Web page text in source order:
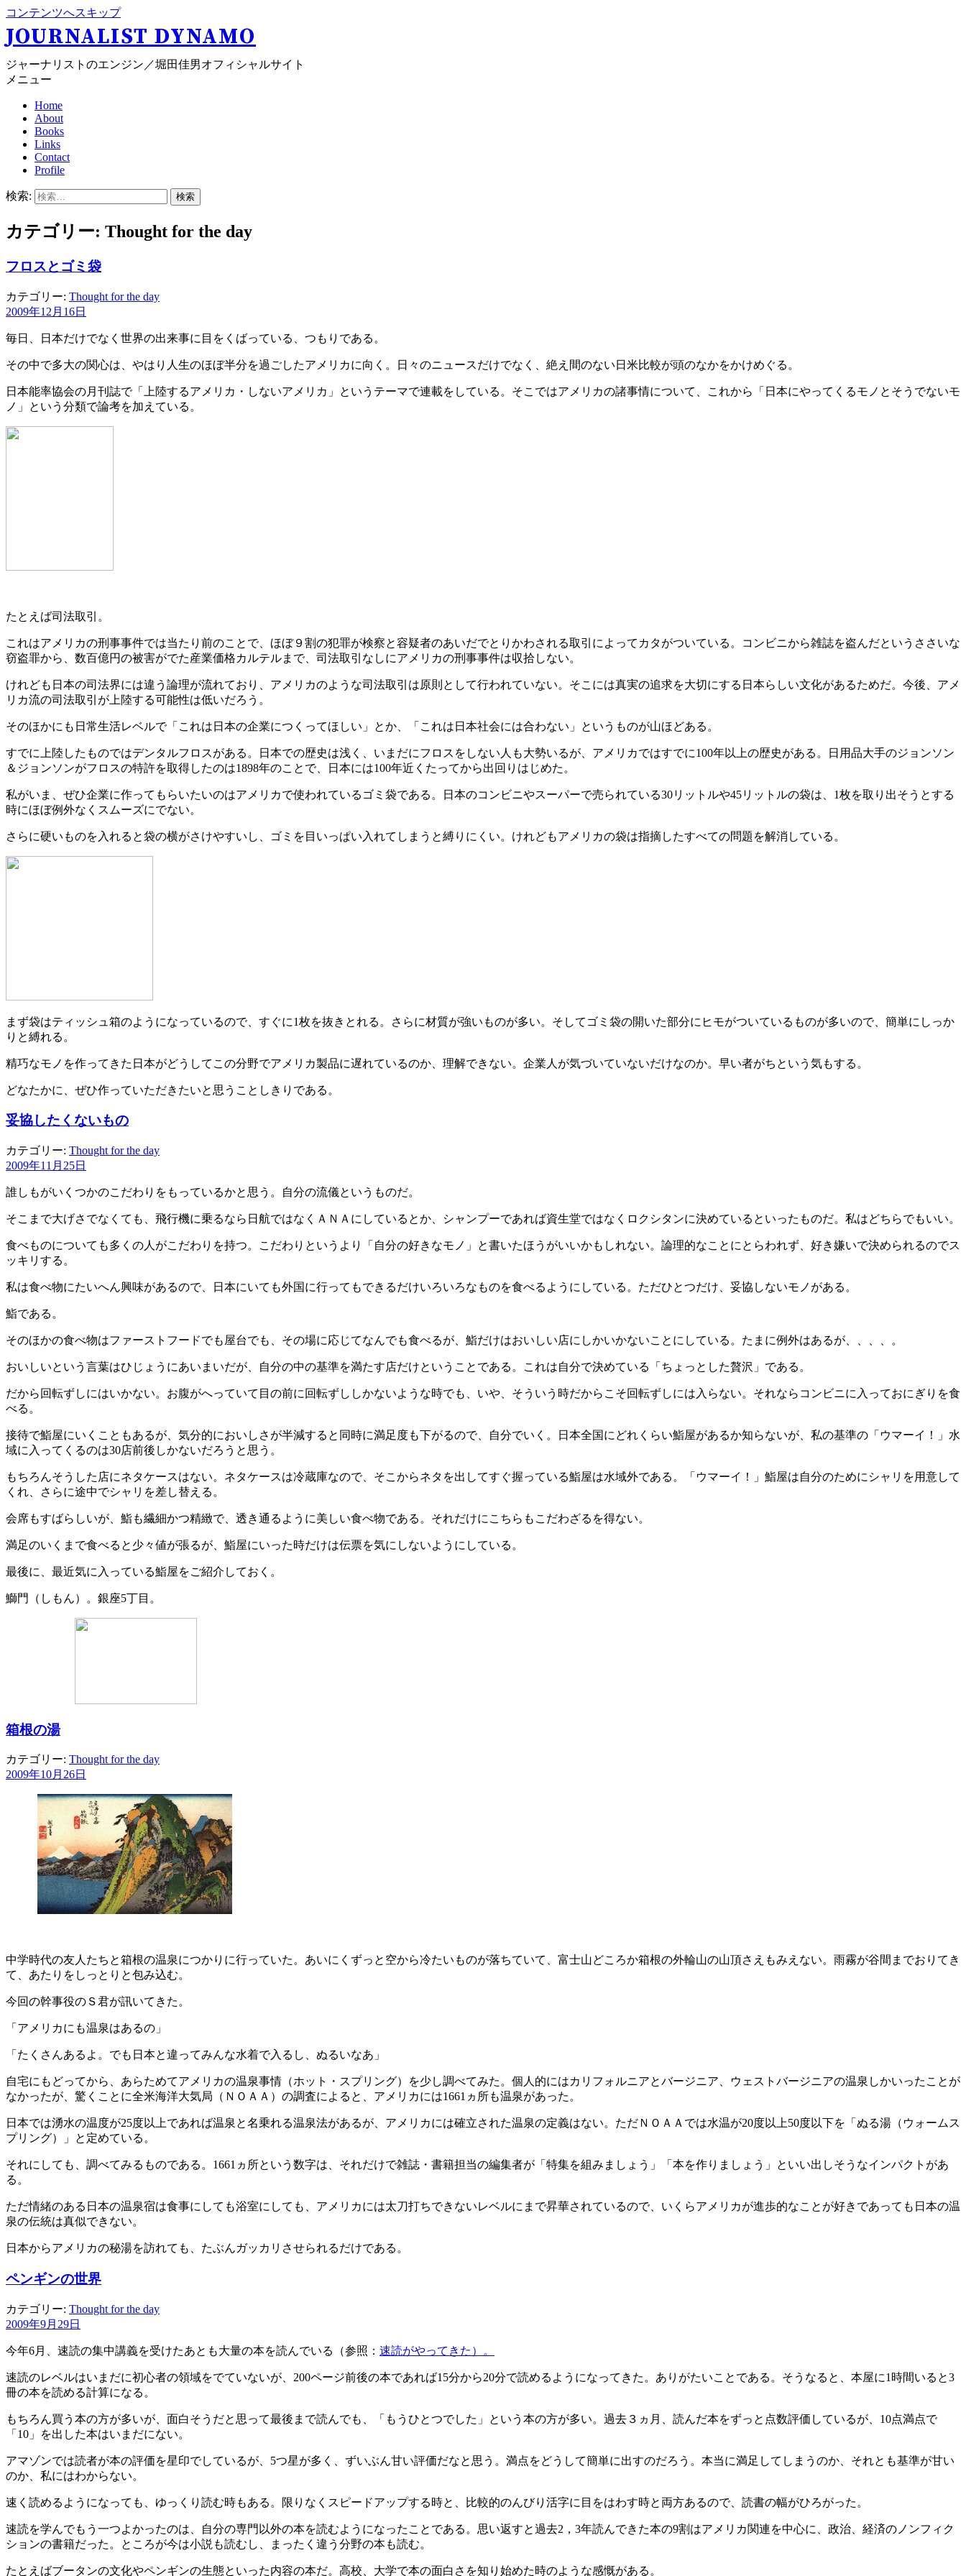
コンテンツへスキップ
JOURNALIST DYNAMO
ジャーナリストのエンジン／堀田佳男オフィシャルサイト
メニュー
Home
About
Books
Links
Contact
Profile
検索:
カテゴリー: Thought for the day
フロスとゴミ袋
カテゴリー: Thought for the day
2009年12月16日
毎日、日本だけでなく世界の出来事に目をくばっている、つもりである。
その中で多大の関心は、やはり人生のほぼ半分を過ごしたアメリカに向く。日々のニュースだけでなく、絶え間のない日米比較が頭のなかをかけめぐる。
日本能率協会の月刊誌で「上陸するアメリカ・しないアメリカ」というテーマで連載をしている。そこではアメリカの諸事情について、これから「日本にやってくるモノとそうでないモ
ノ」という分類で論考を加えている。
たとえば司法取引。
これはアメリカの刑事事件では当たり前のことで、ほぼ９割の犯罪が検察と容疑者のあいだでとりかわされる取引によってカタがついている。コンビニから雑誌を盗んだというささいな
窃盗罪から、数百億円の被害がでた産業価格カルテルまで、司法取引なしにアメリカの刑事事件は収拾しない。
けれども日本の司法界には違う論理が流れており、アメリカのような司法取引は原則として行われていない。そこには真実の追求を大切にする日本らしい文化があるためだ。今後、アメ
リカ流の司法取引が上陸する可能性は低いだろう。
そのほかにも日常生活レベルで「これは日本の企業につくってほしい」とか、「これは日本社会には合わない」というものが山ほどある。
すでに上陸したものではデンタルフロスがある。日本での歴史は浅く、いまだにフロスをしない人も大勢いるが、アメリカではすでに100年以上の歴史がある。日用品大手のジョンソン
＆ジョンソンがフロスの特許を取得したのは1898年のことで、日本には100年近くたってから出回りはじめた。
私がいま、ぜひ企業に作ってもらいたいのはアメリカで使われているゴミ袋である。日本のコンビニやスーパーで売られている30リットルや45リットルの袋は、1枚を取り出そうとする
時にほぼ例外なくスムーズにでない。
さらに硬いものを入れると袋の横がさけやすいし、ゴミを目いっぱい入れてしまうと縛りにくい。けれどもアメリカの袋は指摘したすべての問題を解消している。
まず袋はティッシュ箱のようになっているので、すぐに1枚を抜きとれる。さらに材質が強いものが多い。そしてゴミ袋の開いた部分にヒモがついているものが多いので、簡単にしっか
りと縛れる。
精巧なモノを作ってきた日本がどうしてこの分野でアメリカ製品に遅れているのか、理解できない。企業人が気づいていないだけなのか。早い者がちという気もする。
どなたかに、ぜひ作っていただきたいと思うことしきりである。
妥協したくないもの
カテゴリー: Thought for the day
2009年11月25日
誰しもがいくつかのこだわりをもっているかと思う。自分の流儀というものだ。
そこまで大げさでなくても、飛行機に乗るなら日航ではなくＡＮＡにしているとか、シャンプーであれば資生堂ではなくロクシタンに決めているといったものだ。私はどちらでもいい。
食べものについても多くの人がこだわりを持つ。こだわりというより「自分の好きなモノ」と書いたほうがいいかもしれない。論理的なことにとらわれず、好き嫌いで決められるのでス
ッキリする。
私は食べ物にたいへん興味があるので、日本にいても外国に行ってもできるだけいろいろなものを食べるようにしている。ただひとつだけ、妥協しないモノがある。
鮨である。
そのほかの食べ物はファーストフードでも屋台でも、その場に応じてなんでも食べるが、鮨だけはおいしい店にしかいかないことにしている。たまに例外はあるが、、、、。
おいしいという言葉はひじょうにあいまいだが、自分の中の基準を満たす店だけということである。これは自分で決めている「ちょっとした贅沢」である。
だから回転ずしにはいかない。お腹がへっていて目の前に回転ずししかないような時でも、いや、そういう時だからこそ回転ずしには入らない。それならコンビニに入っておにぎりを食
べる。
接待で鮨屋にいくこともあるが、気分的においしさが半減すると同時に満足度も下がるので、自分でいく。日本全国にどれくらい鮨屋があるか知らないが、私の基準の「ウマーイ！」水
域に入ってくるのは30店前後しかないだろうと思う。
もちろんそうした店にネタケースはない。ネタケースは冷蔵庫なので、そこからネタを出してすぐ握っている鮨屋は水域外である。「ウマーイ！」鮨屋は自分のためにシャリを用意して
くれ、さらに途中でシャリを差し替える。
会席もすばらしいが、鮨も繊細かつ精緻で、透き通るように美しい食べ物である。それだけにこちらもこだわざるを得ない。
満足のいくまで食べると少々値が張るが、鮨屋にいった時だけは伝票を気にしないようにしている。
最後に、最近気に入っている鮨屋をご紹介しておく。
鰤門（しもん）。銀座5丁目。
箱根の湯
カテゴリー: Thought for the day
2009年10月26日
中学時代の友人たちと箱根の温泉につかりに行っていた。あいにくずっと空から冷たいものが落ちていて、富士山どころか箱根の外輪山の山頂さえもみえない。雨霧が谷間までおりてき
て、あたりをしっとりと包み込む。
今回の幹事役のＳ君が訊いてきた。
「アメリカにも温泉はあるの」
「たくさんあるよ。でも日本と違ってみんな水着で入るし、ぬるいなあ」
自宅にもどってから、あらためてアメリカの温泉事情（ホット・スプリング）を少し調べてみた。個人的にはカリフォルニアとバージニア、ウェストバージニアの温泉しかいったことが
なかったが、驚くことに全米海洋大気局（ＮＯＡＡ）の調査によると、アメリカには1661ヵ所も温泉があった。
日本では湧水の温度が25度以上であれば温泉と名乗れる温泉法があるが、アメリカには確立された温泉の定義はない。ただＮＯＡＡでは水温が20度以上50度以下を「ぬる湯（ウォームス
プリング）」と定めている。
それにしても、調べてみるものである。1661ヵ所という数字は、それだけで雑誌・書籍担当の編集者が「特集を組みましょう」「本を作りましょう」といい出しそうなインパクトがあ
る。
ただ情緒のある日本の温泉宿は食事にしても浴室にしても、アメリカには太刀打ちできないレベルにまで昇華されているので、いくらアメリカが進歩的なことが好きであっても日本の温
泉の伝統は真似できない。
日本からアメリカの秘湯を訪れても、たぶんガッカリさせられるだけである。
ペンギンの世界
カテゴリー: Thought for the day
2009年9月29日
今年6月、速読の集中講義を受けたあとも大量の本を読んでいる（参照： 速読がやってきた）。
速読のレベルはいまだに初心者の領域をでていないが、200ページ前後の本であれば15分から20分で読めるようになってきた。ありがたいことである。そうなると、本屋に1時間いると3
冊の本を読める計算になる。
もちろん買う本の方が多いが、面白そうだと思って最後まで読んでも、「もうひとつでした」という本の方が多い。過去３ヵ月、読んだ本をずっと点数評価しているが、10点満点で
「10」を出した本はいまだにない。
アマゾンでは読者が本の評価を星印でしているが、5つ星が多く、ずいぶん甘い評価だなと思う。満点をどうして簡単に出すのだろう。本当に満足してしまうのか、それとも基準が甘い
のか、私にはわからない。
速く読めるようになっても、ゆっくり読む時もある。限りなくスピードアップする時と、比較的のんびり活字に目をはわす時と両方あるので、読書の幅がひろがった。
速読を学んでもう一つよかったのは、自分の専門以外の本を読むようになったことである。思い返すと過去2，3年読んできた本の9割はアメリカ関連を中心に、政治、経済のノンフィク
ションの書籍だった。ところが今は小説も読むし、まったく違う分野の本も読む。
たとえばブータンの文化やペンギンの生態といった内容の本だ。高校、大学で本の面白さを知り始めた時のような感慨がある。